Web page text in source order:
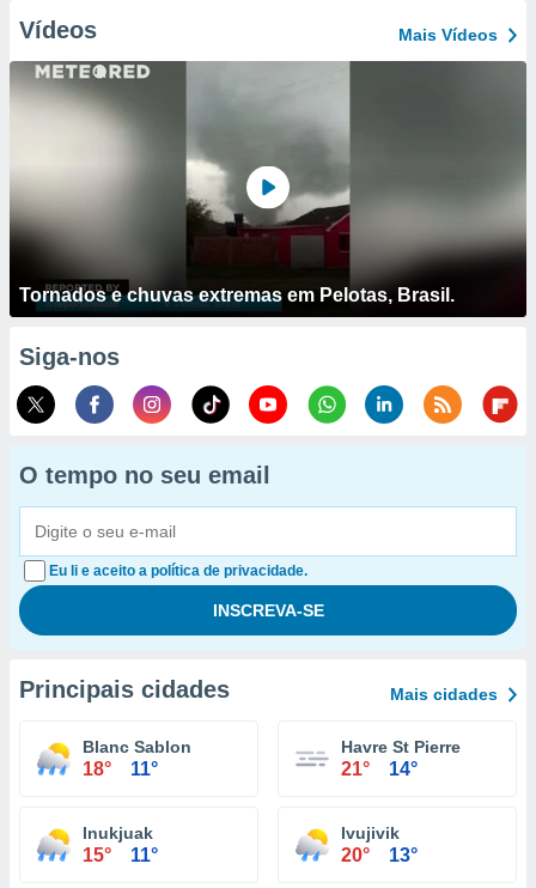
Vídeos Mais Vídeos
Tornados e chuvas extremas em Pelotas, Brasil.
Siga-nos
O tempo no seu email
Eu li e aceito a política de privacidade.
Principais cidades Mais cidades
Blanc Sablon
18° 11°
Havre St Pierre
21° 14°
Inukjuak
15° 11°
Ivujivik
20° 13°